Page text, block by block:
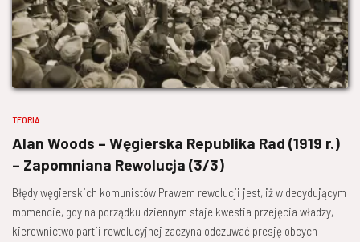
TEORIA
Alan Woods – Węgierska Republika Rad (1919 r.)
– Zapomniana Rewolucja (3/3)
Błędy węgierskich komunistów Prawem rewolucji jest, iż w decydującym
momencie, gdy na porządku dziennym staje kwestia przejęcia władzy,
kierownictwo partii rewolucyjnej zaczyna odczuwać presję obcych